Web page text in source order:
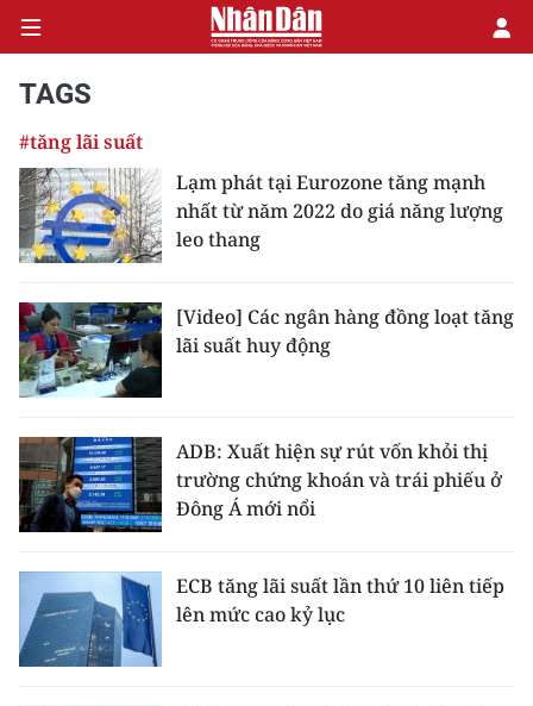
CHÍNH TRỊ
KINH TẾ
XÃ HỘI
PHÁP LUẬT
DU LỊCH
THẾ GIỚI
GIÁO DỤC
TAGS
#tăng lãi suất
Lạm phát tại Eurozone tăng mạnh
nhất từ năm 2022 do giá năng lượng
leo thang
[Video] Các ngân hàng đồng loạt tăng
lãi suất huy động
ADB: Xuất hiện sự rút vốn khỏi thị
trường chứng khoán và trái phiếu ở
Đông Á mới nổi
ECB tăng lãi suất lần thứ 10 liên tiếp
lên mức cao kỷ lục